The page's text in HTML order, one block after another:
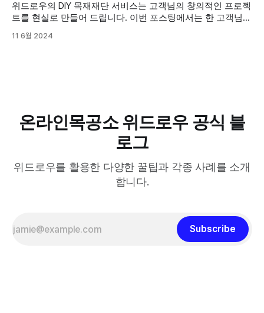
위드로우의 DIY 목재재단 서비스는 고객님의 창의적인 프로젝
트를 현실로 만들어 드립니다. 이번 포스팅에서는 한 고객님의
가공된 목재가 여러분의 공간을 아름답게 변화시킬 수 있습니
11 6월 2024
온라인목공소 위드로우 공식 블
로그
위드로우를 활용한 다양한 꿀팁과 각종 사례를 소개
합니다.
Subscribe